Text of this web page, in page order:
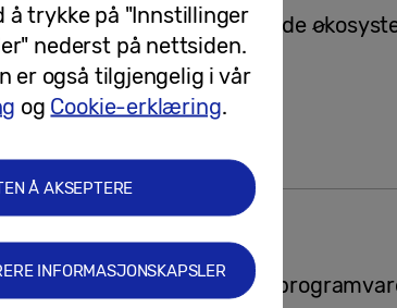
Galaxy AI og det tilkoblede
neste steg mot AI-native,
å trykke på "Innstillinger
nederst på nettsiden.
er også tilgjengelig i vår
og Cookie-erklæring.
Å AKSEPTERE
INFORMASJONSKAPSLER